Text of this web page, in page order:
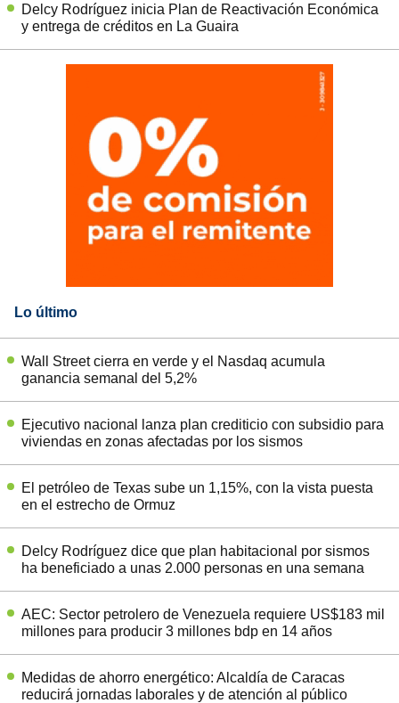
Delcy Rodríguez inicia Plan de Reactivación Económica
y entrega de créditos en La Guaira
Lo último
Wall Street cierra en verde y el Nasdaq acumula
ganancia semanal del 5,2%
Ejecutivo nacional lanza plan crediticio con subsidio para
viviendas en zonas afectadas por los sismos
El petróleo de Texas sube un 1,15%, con la vista puesta
en el estrecho de Ormuz
Delcy Rodríguez dice que plan habitacional por sismos
ha beneficiado a unas 2.000 personas en una semana
AEC: Sector petrolero de Venezuela requiere US$183 mil
millones para producir 3 millones bdp en 14 años
Medidas de ahorro energético: Alcaldía de Caracas
reducirá jornadas laborales y de atención al público